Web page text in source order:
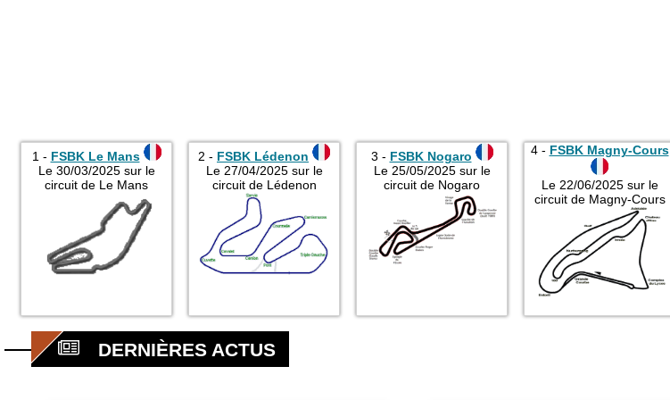
1 - FSBK Le Mans
Le 30/03/2025 sur le
circuit de Le Mans
2 - FSBK Lédenon
Le 27/04/2025 sur le
circuit de Lédenon
3 - FSBK Nogaro
Le 25/05/2025 sur le
circuit de Nogaro
4 - FSBK Magny-Cours
Le 22/06/2025 sur le
circuit de Magny-Cours
DERNIÈRES ACTUS